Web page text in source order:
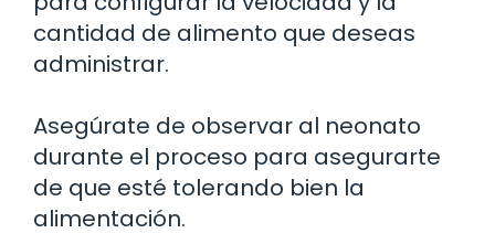
cantidad de alimento que deseas
administrar.
Asegúrate de observar al neonato
durante el proceso para asegurarte
de que esté tolerando bien la
alimentación.